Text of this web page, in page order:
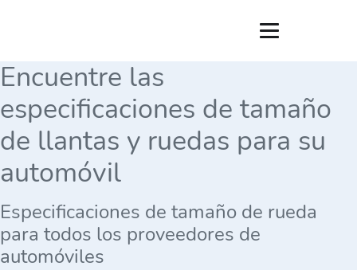
Encuentre las
especificaciones de tamaño
de llantas y ruedas para su
automóvil
Especificaciones de tamaño de rueda
para todos los proveedores de
automóviles